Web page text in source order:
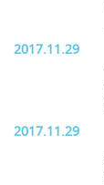
2017.11.29
2017.11.29